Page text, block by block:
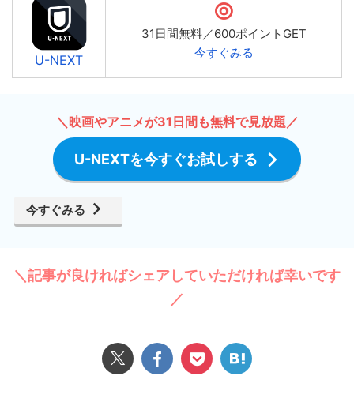
U-NEXT
31日間無料／600ポイントGET
今すぐみる
＼映画やアニメが31日間も無料で見放題／
U-NEXTを今すぐお試しする
今すぐみる
＼記事が良ければシェアしていただければ幸いです
／